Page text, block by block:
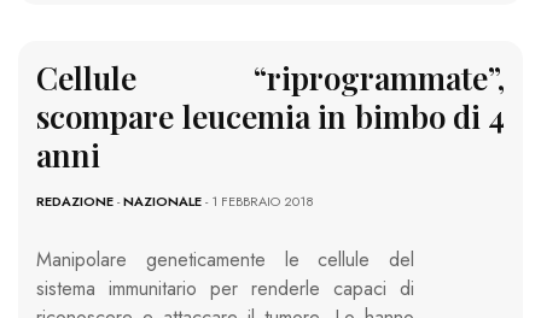
Cellule “riprogrammate”,
scompare leucemia in bimbo di 4
anni
REDAZIONE-NAZIONALE- 1 FEBBRAIO 2018
Manipolare geneticamente le cellule del
sistema immunitario per renderle capaci di